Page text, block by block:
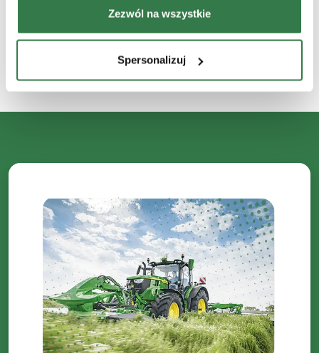
Zezwól na wszystkie
Spersonalizuj
Więcej artykułów tego autora